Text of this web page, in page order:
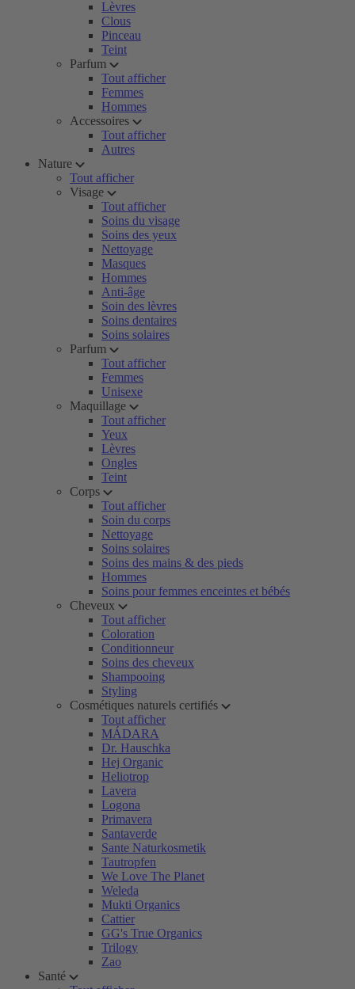
Lèvres
Clous
Pinceau
Teint
Parfum
Tout afficher
Femmes
Hommes
Accessoires
Tout afficher
Autres
Nature
Tout afficher
Visage
Tout afficher
Soins du visage
Soins des yeux
Nettoyage
Masques
Hommes
Anti-âge
Soin des lèvres
Soins dentaires
Soins solaires
Parfum
Tout afficher
Femmes
Unisexe
Maquillage
Tout afficher
Yeux
Lèvres
Ongles
Teint
Corps
Tout afficher
Soin du corps
Nettoyage
Soins solaires
Soins des mains & des pieds
Hommes
Soins pour femmes enceintes et bébés
Cheveux
Tout afficher
Coloration
Conditionneur
Soins des cheveux
Shampooing
Styling
Cosmétiques naturels certifiés
Tout afficher
MÁDARA
Dr. Hauschka
Hej Organic
Heliotrop
Lavera
Logona
Primavera
Santaverde
Sante Naturkosmetik
Tautropfen
We Love The Planet
Weleda
Mukti Organics
Cattier
GG's True Organics
Trilogy
Zao
Santé